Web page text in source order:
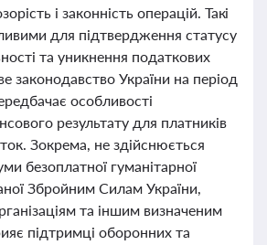
і законність операцій. Такі
для підтвердження статусу
та уникнення податкових
законодавство України на період
особливості
результату для платників
Зокрема, не здійснюється
безоплатної гуманітарної
Збройним Силам України,
та іншим визначеним
підтримці оборонних та